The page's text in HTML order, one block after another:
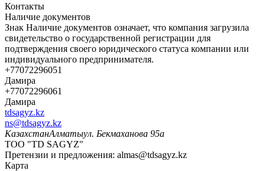
Контакты
Наличие документов
Знак Наличие документов означает, что компания загрузила
свидетельство о государственной регистрации для
подтверждения своего юридического статуса компании или
индивидуального предпринимателя.
+77072296051
Дамира
+77072296061
Дамира
tdsagyz.kz
ns@tdsagyz.kz
КазахстанАлматыул. Бекмаханова 95а
ТОО "TD SAGYZ"
Претензии и предложения: almas@tdsagyz.kz
Карта